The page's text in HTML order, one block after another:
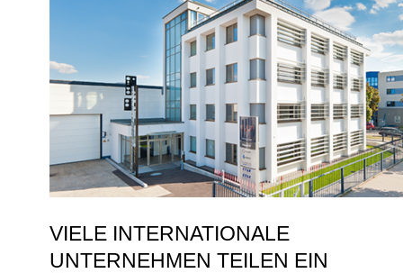
VIELE INTERNATIONALE
UNTERNEHMEN TEILEN EIN